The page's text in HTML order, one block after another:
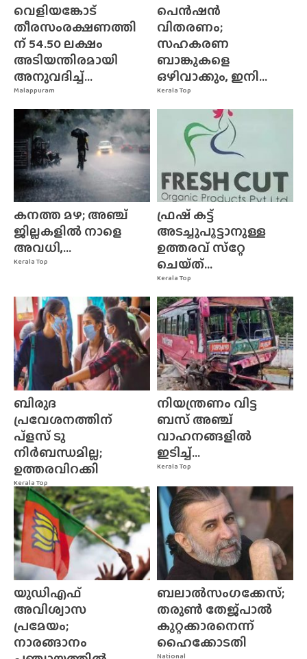
Malappuram
വെളിയങ്കോട്
തീരസംരക്ഷണത്തി
ന് 54.50 ലക്ഷം
അടിയന്തിരമായി
അനുവദിച്ച്...
Kerala Top
പെൻഷൻ
വിതരണം;
സഹകരണ
ബാങ്കുകളെ
ഒഴിവാക്കും, ഇനി...
Kerala Top
കനത്ത മഴ; അഞ്ച്
ജില്ലകളിൽ നാളെ
അവധി,...
Kerala Top
ഫ്രഷ് കട്ട്
അടച്ചുപൂട്ടാനുള്ള
ഉത്തരവ് സ്‌റ്റേ
ചെയ്‌ത്‌...
Kerala Top
ബിരുദ
പ്രവേശനത്തിന്
പ്ളസ് ടു
നിർബന്ധമില്ല;
ഉത്തരവിറക്കി
Kerala Top
നിയന്ത്രണം വിട്ട
ബസ് അഞ്ച്
വാഹനങ്ങളിൽ
ഇടിച്ച്...
യുഡിഎഫ്
അവിശ്വാസ
പ്രമേയം;
നാരങ്ങാനം
National
ബലാൽസംഗക്കേസ്;
തരുൺ തേജ്‌പാൽ
കുറ്റക്കാരനെന്ന്
ഹൈക്കോടതി